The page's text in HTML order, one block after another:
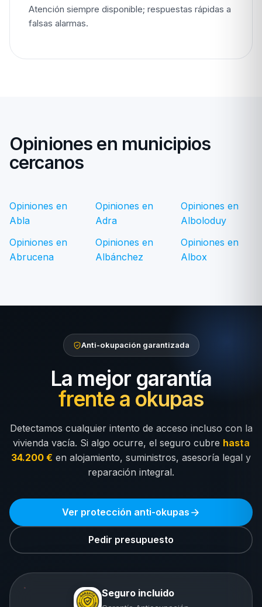
Atención siempre disponible; respuestas rápidas a
falsas alarmas.
Opiniones en municipios
cercanos
Opiniones en
Abla
Opiniones en
Abrucena
Opiniones en
Adra
Opiniones en
Albánchez
Opiniones en
Alboloduy
Opiniones en
Albox
Anti-okupación garantizada
La mejor garantía
frente a okupas
Detectamos cualquier intento de acceso incluso con la
vivienda vacía. Si algo ocurre, el seguro cubre hasta
34.200 € en alojamiento, suministros, asesoría legal y
reparación integral.
Ver protección anti-okupas
Pedir presupuesto
Seguro incluido